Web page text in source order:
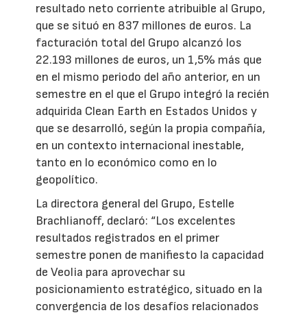
resultado neto corriente atribuible al Grupo,
que se situó en 837 millones de euros. La
facturación total del Grupo alcanzó los
22.193 millones de euros, un 1,5% más que
en el mismo periodo del año anterior, en un
semestre en el que el Grupo integró la recién
adquirida Clean Earth en Estados Unidos y
que se desarrolló, según la propia compañía,
en un contexto internacional inestable,
tanto en lo económico como en lo
geopolítico.
La directora general del Grupo, Estelle
Brachlianoff, declaró: “Los excelentes
resultados registrados en el primer
semestre ponen de manifiesto la capacidad
de Veolia para aprovechar su
posicionamiento estratégico, situado en la
convergencia de los desafíos relacionados